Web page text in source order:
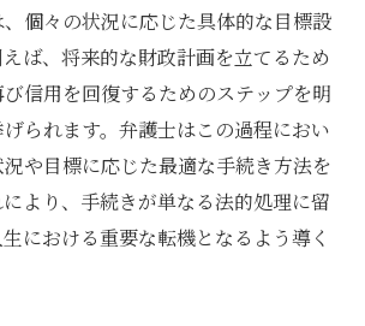
個々の状況に応じた具体的な目標設
ば、将来的な財政計画を立てるため
信用を回復するためのステップを明
られます。弁護士はこの過程におい
や目標に応じた最適な手続き方法を
より、手続きが単なる法的処理に留
における重要な転機となるよう導く